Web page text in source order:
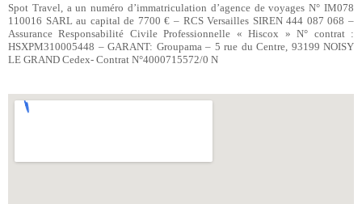
Spot Travel, a un numéro d’immatriculation d’agence de voyages N° IM078
110016 SARL au capital de 7700 € – RCS Versailles SIREN 444 087 068 –
Assurance Responsabilité Civile Professionnelle « Hiscox » N° contrat :
HSXPM310005448 – GARANT: Groupama – 5 rue du Centre, 93199 NOISY
LE GRAND Cedex- Contrat N°4000715572/0 N